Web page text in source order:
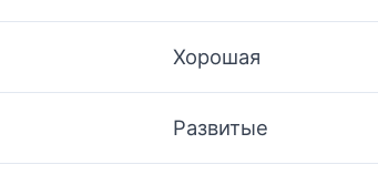
Хорошая
Развитые